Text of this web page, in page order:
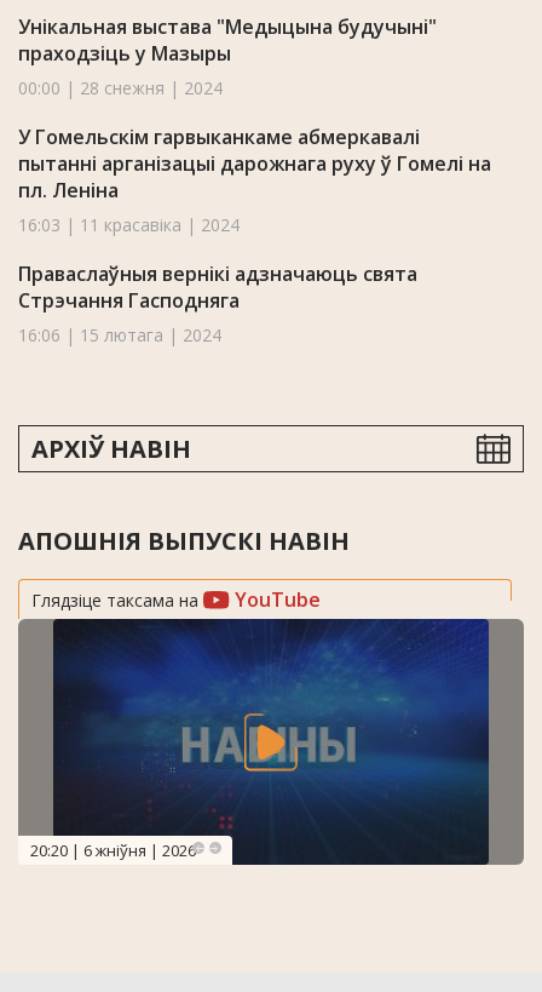
Унікальная выстава "Медыцына будучыні"
праходзіць у Мазыры
00:00 | 28 снежня | 2024
У Гомельскім гарвыканкаме абмеркавалі
пытанні арганізацыі дарожнага руху ў Гомелі на
пл. Леніна
16:03 | 11 красавіка | 2024
Праваслаўныя вернікі адзначаюць свята
Стрэчання Гасподняга
16:06 | 15 лютага | 2024
АРХІЎ НАВІН
АПОШНІЯ ВЫПУСКІ НАВІН
Глядзіце таксама на YouTube
20:20 | 6 жніўня | 2026